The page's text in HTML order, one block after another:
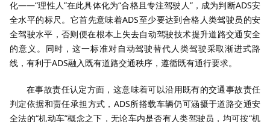
化——“理性人”在此具体化为“合格且专注驾驶人”，成为判断ADS安
全水平的标尺。它首先意味着ADS至少要达到合格人类驾驶员的安
全驾驶水平，否则便在根本上失去自动驾驶技术提升道路交通安全
的意义。同时，这一标准对自动驾驶替代人类驾驶采取渐进式路
线，有利于ADS融入既有道路交通秩序，遵循既有通行要求。
在事故责任认定方面，这意味着可以沿用既有的交通事故责任
判定依据和责任承担方式，ADS所搭载车辆仍可涵摄于道路交通安
全法的“机动车”概念之下，无论车内是否有人类驾驶员，均可按“机